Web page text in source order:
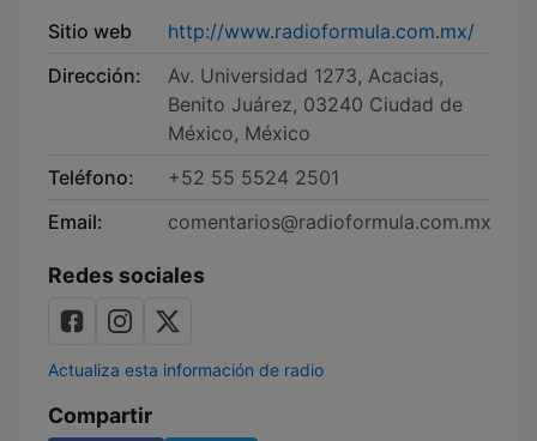
Sitio web
http://www.radioformula.com.mx/
Dirección:
Av. Universidad 1273, Acacias,
Benito Juárez, 03240 Ciudad de
México, México
Teléfono:
+52 55 5524 2501
Email:
comentarios@radioformula.com.mx
Redes sociales
Actualiza esta información de radio
Compartir